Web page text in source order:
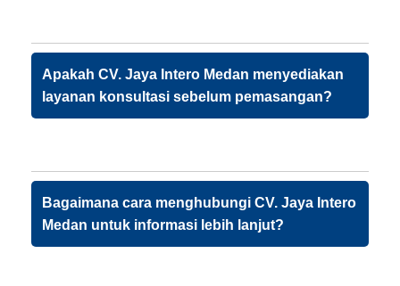
Apakah CV. Jaya Intero Medan menyediakan
layanan konsultasi sebelum pemasangan?
Bagaimana cara menghubungi CV. Jaya Intero
Medan untuk informasi lebih lanjut?